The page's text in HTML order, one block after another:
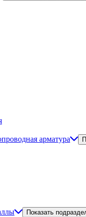
арматура
Показать